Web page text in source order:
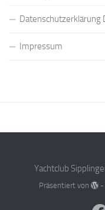
Datenschutzerklärung
Impressum
Yachtclub
Präsentiert von -